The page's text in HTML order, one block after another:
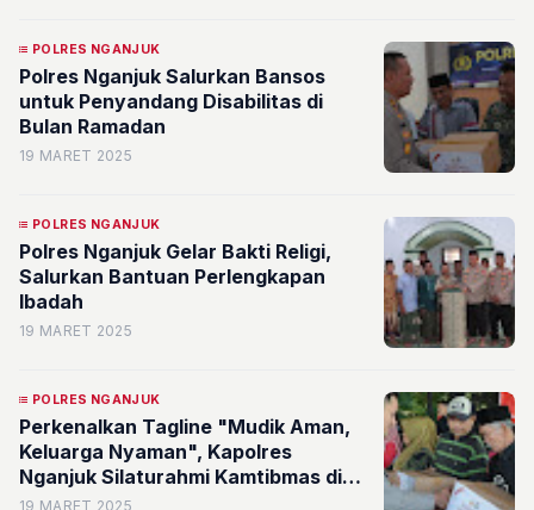
POLRES NGANJUK
Polres Nganjuk Salurkan Bansos
untuk Penyandang Disabilitas di
Bulan Ramadan
19 MARET 2025
POLRES NGANJUK
Polres Nganjuk Gelar Bakti Religi,
Salurkan Bantuan Perlengkapan
Ibadah
19 MARET 2025
POLRES NGANJUK
Perkenalkan Tagline "Mudik Aman,
Keluarga Nyaman", Kapolres
Nganjuk Silaturahmi Kamtibmas di
Sawahan
19 MARET 2025